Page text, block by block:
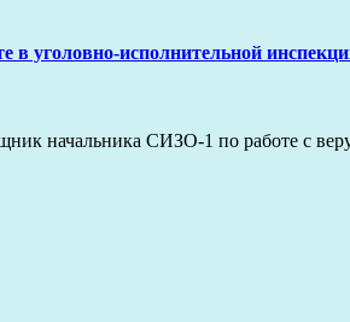
уголовно-исполнительной
начальника СИЗО-1 по работе с